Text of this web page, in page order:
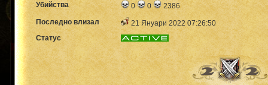
Убийства
0 0
2386
Последно влизал
21 Януари 2022 07:26:50
Статус